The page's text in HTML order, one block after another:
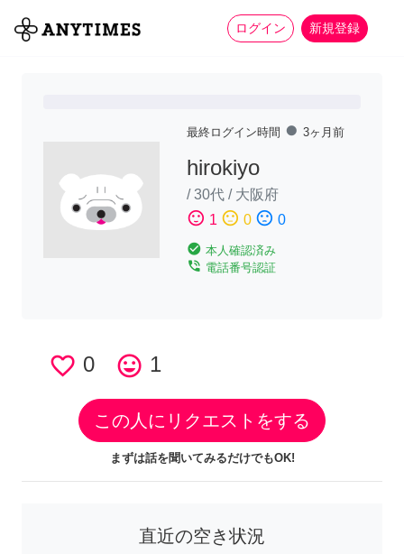
ログイン 新規登録
全て 家事 more_horiz
最終ログイン時間 fiber_manual_record 3ヶ月前
hirokiyo
/30代 / 大阪府
sentiment_satisfied 1 sentiment_neutral 0 sentiment_dissatisfied 0
check_circle 本人確認済み
phone_in_talk 電話番号認証
favorite_border 0 tag_faces 1
この人にリクエストをする
まずは話を聞いてみるだけでもOK!
直近の空き状況